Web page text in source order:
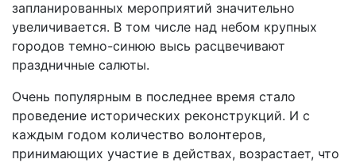
запланированных мероприятий значительно
увеличивается. В том числе над небом крупных
городов темно-синюю высь расцвечивают
праздничные салюты.
Очень популярным в последнее время стало
проведение исторических реконструкций. И с
каждым годом количество волонтеров,
принимающих участие в действах, возрастает, что